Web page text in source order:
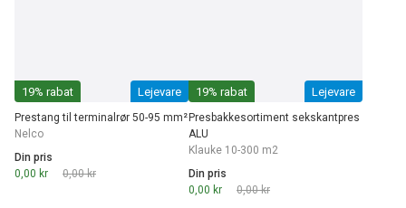
19% rabat Lejevare
Prestang til terminalrør 50-95 mm²
Nelco
Din pris
0,00 kr
0,00 kr
19% rabat Lejevare
Presbakkesortiment sekskantpres
ALU
Klauke 10-300 m2
Din pris
0,00 kr
0,00 kr